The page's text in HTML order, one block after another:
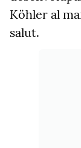
Köhler al
salut.